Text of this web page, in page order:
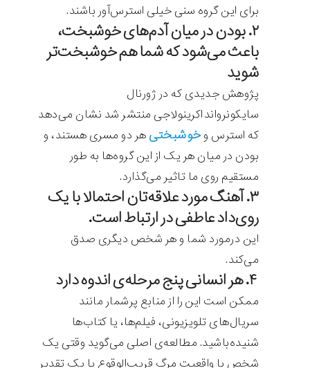
برای این گروه سنی خیلی استرس‌آور باشند.
۲. بودن در میان آدم‌های خوشبخت،
باعث می‌شود که شما هم خوشبخت‌تر
شوید
پژوهش جدیدی که در ژورنال
سایکونروانداکرینولاجی منتشر شد نشان می‌دهد
که استرس و خوشبختی هر دو مسری هستند، و
بودن در میان هر یک از این گروه‌ها به طور
مستقیم روی ما تاثیر می‌گذارد.
۳. آهنگ مورد علاقه‌تان احتمالا با یک
روی‌داد عاطفی در ارتباط است.
این درمورد شما و هر شخص دیگری صدق
می‌کند.
ممکن است این را از منابع پرشمار مانند
سریال‌های تلویزیونی، فیلم‌ها، یا کتاب‌ها
شنیده‌باشید. مطالعه‌ی اصلی می‌گوید وقتی یک
شخص با واقعیت مرگ قریب‌الوقوع یا یک تقدیر